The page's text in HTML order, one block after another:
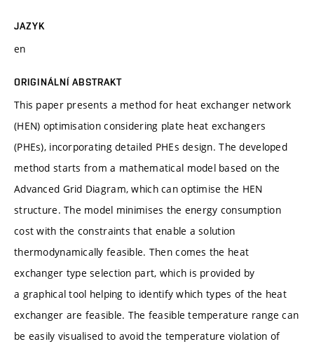
JAZYK
en
ORIGINÁLNÍ ABSTRAKT
This paper presents a method for heat exchanger network
(HEN) optimisation considering plate heat exchangers
(PHEs), incorporating detailed PHEs design. The developed
method starts from a mathematical model based on the
Advanced Grid Diagram, which can optimise the HEN
structure. The model minimises the energy consumption
cost with the constraints that enable a solution
thermodynamically feasible. Then comes the heat
exchanger type selection part, which is provided by
a graphical tool helping to identify which types of the heat
exchanger are feasible. The feasible temperature range can
be easily visualised to avoid the temperature violation of